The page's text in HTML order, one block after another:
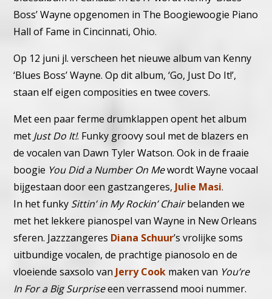
Boss’ Wayne opgenomen in The Boogiewoogie Piano
Hall of Fame in Cincinnati, Ohio.
Op 12 juni jl. verscheen het nieuwe album van Kenny
‘Blues Boss’ Wayne. Op dit album, ‘Go, Just Do It!’,
staan elf eigen composities en twee covers.
Met een paar ferme drumklappen opent het album
met Just Do It!. Funky groovy soul met de blazers en
de vocalen van Dawn Tyler Watson. Ook in de fraaie
boogie You Did a Number On Mewordt Wayne vocaal
bijgestaan door een gastzangeres, Julie Masi.
In het funky Sittin’ in My Rockin’ Chairbelanden we
met het lekkere pianospel van Wayne in New Orleans
sferen. Jazzzangeres Diana Schuur’s vrolijke soms
uitbundige vocalen, de prachtige pianosolo en de
vloeiende saxsolo van Jerry Cook maken van You’re
In For a Big Surpriseeen verrassend mooi nummer.